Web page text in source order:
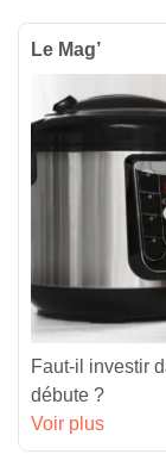
Le Mag’
Faut-il investir
débute ?
Voir plus